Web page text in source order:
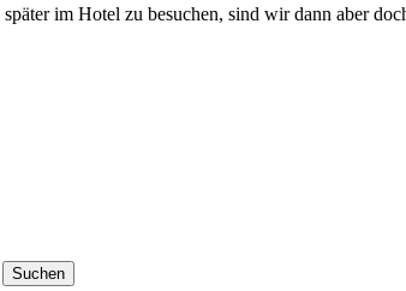
im Hotel zu besuchen, sind wir dann aber